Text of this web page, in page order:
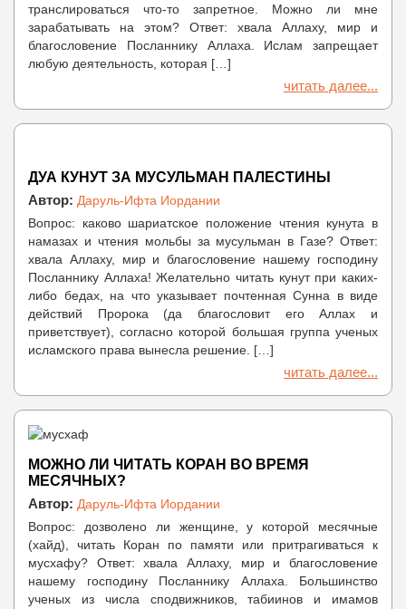
транслироваться что-то запретное. Можно ли мне
зарабатывать на этом? Ответ: хвала Аллаху, мир и
благословение Посланнику Аллаха. Ислам запрещает
любую деятельность, которая […]
читать далее...
ДУА КУНУТ ЗА МУСУЛЬМАН ПАЛЕСТИНЫ
Автор: Даруль-Ифта Иордании
Вопрос: каково шариатское положение чтения кунута в
намазах и чтения мольбы за мусульман в Газе? Ответ:
хвала Аллаху, мир и благословение нашему господину
Посланнику Аллаха! Желательно читать кунут при каких-
либо бедах, на что указывает почтенная Сунна в виде
действий Пророка (да благословит его Аллах и
приветствует), согласно которой большая группа ученых
исламского права вынесла решение. […]
читать далее...
МОЖНО ЛИ ЧИТАТЬ КОРАН ВО ВРЕМЯ
МЕСЯЧНЫХ?
Автор: Даруль-Ифта Иордании
Вопрос: дозволено ли женщине, у которой месячные
(хайд), читать Коран по памяти или притрагиваться к
мусхафу? Ответ: хвала Аллаху, мир и благословение
нашему господину Посланнику Аллаха. Большинство
ученых из числа сподвижников, табиинов и имамов